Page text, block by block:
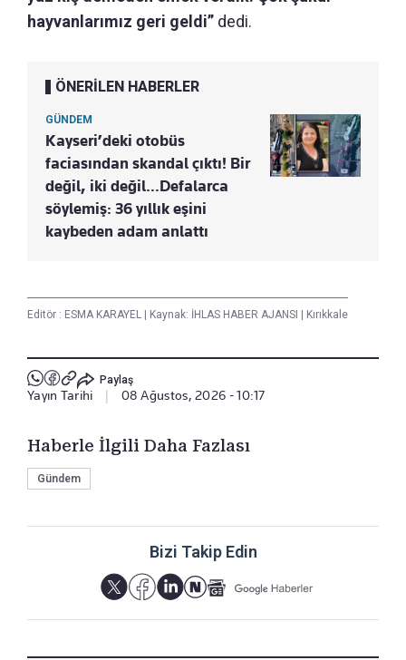
hayvanlarımız geri geldi” dedi.
ÖNERİLEN HABERLER
GÜNDEM
Kayseri’deki otobüs
faciasından skandal çıktı! Bir
değil, iki değil…Defalarca
söylemiş: 36 yıllık eşini
kaybeden adam anlattı
Editör : ESMA KARAYEL Kaynak: İHLAS HABER AJANSI Kırıkkale
Paylaş
Yayın Tarihi 08 Ağustos, 2026 - 10:17
Haberle İlgili Daha Fazlası
Gündem
Bizi Takip Edin